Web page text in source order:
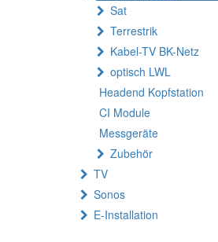
Sat
Terrestrik
Kabel-TV BK-Netz
optisch LWL
Headend Kopfstation
CI Module
Messgeräte
Zubehör
TV
Sonos
E-Installation